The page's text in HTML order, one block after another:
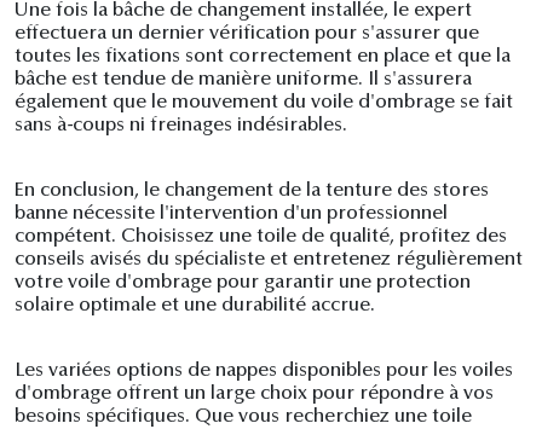
Une fois la bâche de changement installée, le expert
effectuera un dernier vérification pour s'assurer que
toutes les fixations sont correctement en place et que la
bâche est tendue de manière uniforme. Il s'assurera
également que le mouvement du voile d'ombrage se fait
sans à-coups ni freinages indésirables.
En conclusion, le changement de la tenture des stores
banne nécessite l'intervention d'un professionnel
compétent. Choisissez une toile de qualité, profitez des
conseils avisés du spécialiste et entretenez régulièrement
votre voile d'ombrage pour garantir une protection
solaire optimale et une durabilité accrue.
Les variées options de nappes disponibles pour les voiles
d'ombrage offrent un large choix pour répondre à vos
besoins spécifiques. Que vous recherchiez une toile